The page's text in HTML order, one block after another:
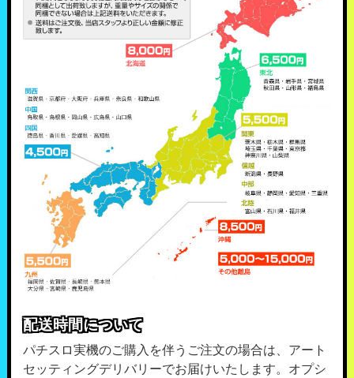
配送時間について
パチスロ実機のご購入を伴うご注文の場合は、アート
セッティングデリバリーでお届けいたします。オプシ